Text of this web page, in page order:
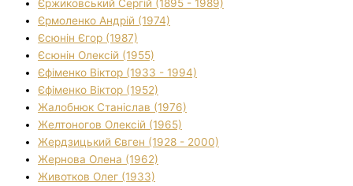
Єржиковський Сергій (1895 - 1989)
Єрмоленко Андрій (1974)
Єсюнін Єгор (1987)
Єсюнін Олексій (1955)
Єфіменко Віктор (1933 - 1994)
Єфіменко Віктор (1952)
Жалобнюк Станіслав (1976)
Желтоногов Олексій (1965)
Жердзицький Євген (1928 - 2000)
Жернова Олена (1962)
Животков Олег (1933)